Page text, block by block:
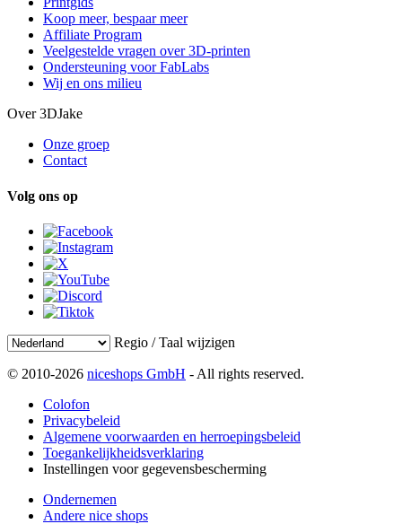
Koop meer, bespaar meer
Affiliate Program
Veelgestelde vragen over 3D-printen
Ondersteuning voor FabLabs
Wij en ons milieu
Over 3DJake
Onze groep
Contact
Volg ons op
Regio / Taal wijzigen
© 2010-2026 niceshops GmbH - All rights reserved.
Colofon
Privacybeleid
Algemene voorwaarden en herroepingsbeleid
Toegankelijkheidsverklaring
Instellingen voor gegevensbescherming
Ondernemen
Andere nice shops